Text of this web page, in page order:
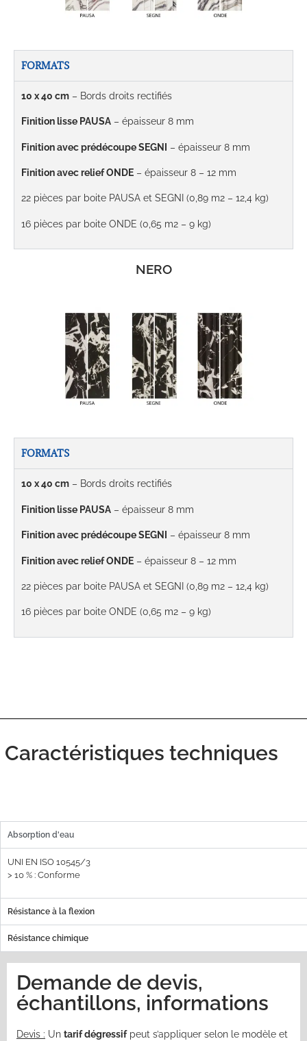
FORMATS
10 x 40 cm – Bords droits rectifiés
Finition lisse PAUSA – épaisseur 8 mm
Finition avec prédécoupe SEGNI – épaisseur 8 mm
Finition avec relief ONDE – épaisseur 8 – 12 mm
22 pièces par boite PAUSA et SEGNI (0,89 m2 – 12,4 kg)
16 pièces par boite ONDE (0,65 m2 – 9 kg)
NERO
FORMATS
10 x 40 cm – Bords droits rectifiés
Finition lisse PAUSA – épaisseur 8 mm
Finition avec prédécoupe SEGNI – épaisseur 8 mm
Finition avec relief ONDE – épaisseur 8 – 12 mm
22 pièces par boite PAUSA et SEGNI (0,89 m2 – 12,4 kg)
16 pièces par boite ONDE (0,65 m2 – 9 kg)
Caractéristiques techniques
Absorption d'eau
UNI EN ISO 10545/3
> 10 % : Conforme
Résistance à la flexion
Résistance chimique
Demande de devis,
échantillons, informations
Devis : Un tarif dégressifpeut s’appliquer selon le modèle et